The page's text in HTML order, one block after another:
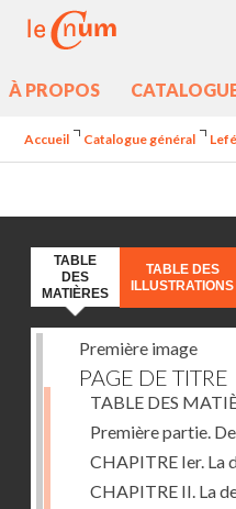
À PROPOS
Accueil Catalogue général
TABLE
DES
MATIÈRES
TABLE DES
ILLUSTRATIONS
Première image
PAGE DE TITRE
TABLE DES
Première partie.
CHAPITRE Ier. La
CHAPITRE II. La